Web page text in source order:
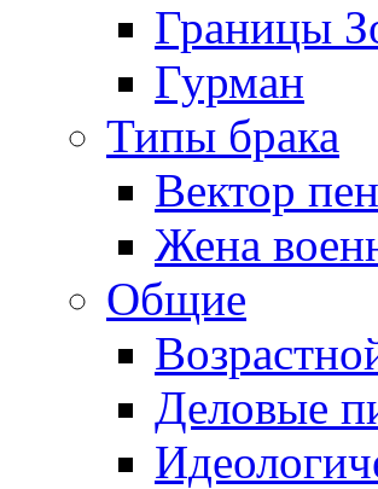
Границы
Гурман
Типы брака
Вектор
Жена
Общие
Деловые